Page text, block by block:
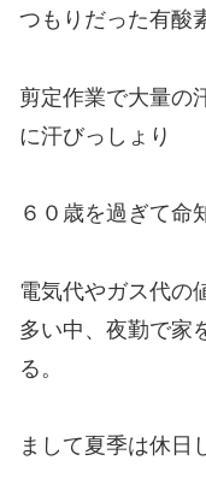
つもりだった有酸
剪定作業で大量の
に汗びっしょり
６０歳を過ぎて命
電気代やガス代の
多い中、夜勤で家
る。
まして夏季は休日